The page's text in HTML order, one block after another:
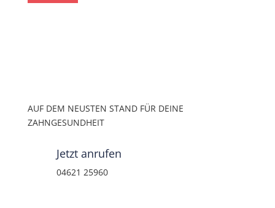
AUF DEM NEUSTEN STAND FÜR DEINE
ZAHNGESUNDHEIT
Jetzt anrufen
04621 25960